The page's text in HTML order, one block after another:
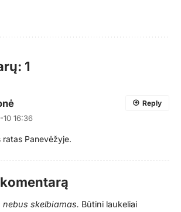
1
16:36
ratas Panevėžyje.
Reply
skelbiamas. Būtini laukeliai